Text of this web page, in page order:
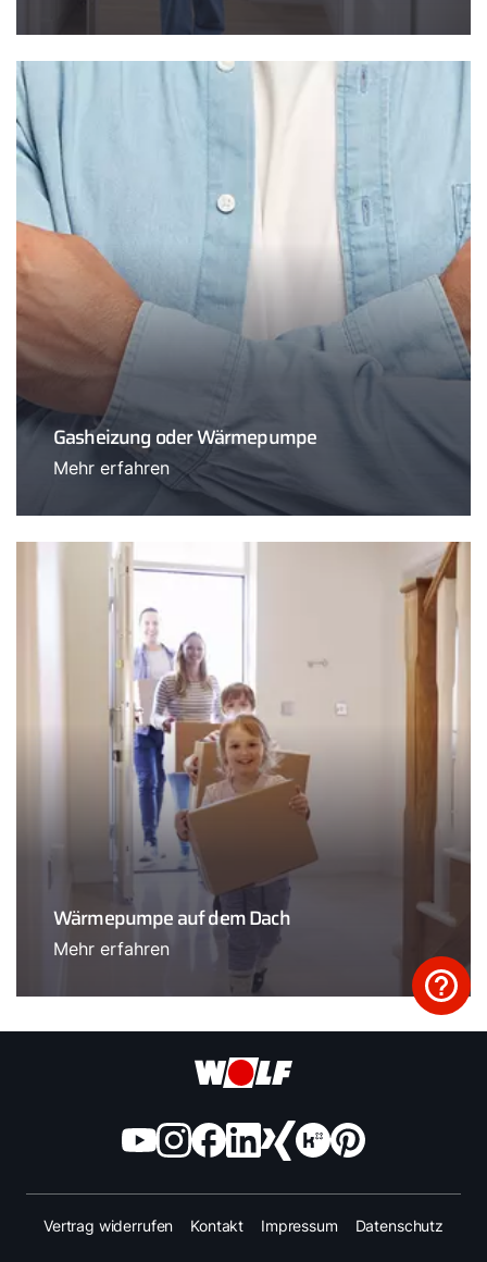
Gasheizung oder Wärmepumpe
Mehr erfahren
Wärmepumpe auf dem Dach
Mehr erfahren
Vertrag widerrufen Kontakt Impressum Datenschutz